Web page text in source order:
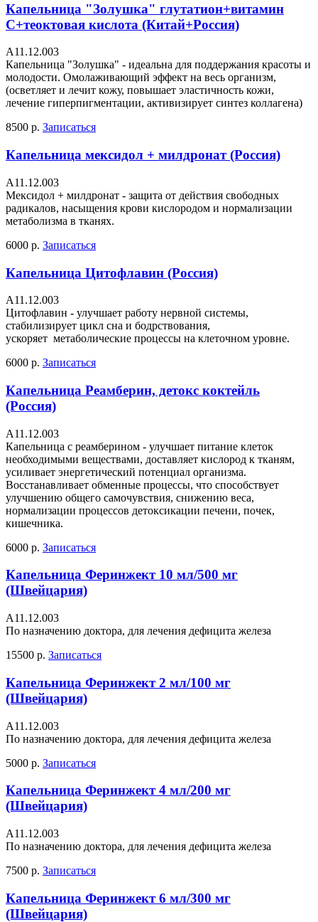
Капельница "Золушка" глутатион+витамин
С+теоктовая кислота (Китай+Россия)
А11.12.003
Капельница "Золушка" - идеальна для поддержания красоты и
молодости. Омолаживающий эффект на весь организм,
(осветляет и лечит кожу, повышает эластичность кожи,
лечение гиперпигментации, активизирует синтез коллагена)
8500 р. Записаться
Капельница мексидол + милдронат (Россия)
А11.12.003
Мексидол + милдронат - защита от действия свободных
радикалов, насыщения крови кислородом и нормализации
метаболизма в тканях.
6000 р. Записаться
Капельница Цитофлавин (Россия)
А11.12.003
Цитофлавин - улучшает работу нервной системы,
стабилизирует цикл сна и бодрствования,
ускоряет метаболические процессы на клеточном уровне.
6000 р. Записаться
Капельница Реамберин, детокс коктейль
(Россия)
А11.12.003
Капельница с реамберином - улучшает питание клеток
необходимыми веществами, доставляет кислород к тканям,
усиливает энергетический потенциал организма.
Восстанавливает обменные процессы, что способствует
улучшению общего самочувствия, снижению веса,
нормализации процессов детоксикации печени, почек,
кишечника.
6000 р. Записаться
Капельница Феринжект 10 мл/500 мг
(Швейцария)
А11.12.003
По назначению доктора, для лечения дефицита железа
15500 р. Записаться
Капельница Феринжект 2 мл/100 мг
(Швейцария)
А11.12.003
По назначению доктора, для лечения дефицита железа
5000 р. Записаться
Капельница Феринжект 4 мл/200 мг
(Швейцария)
А11.12.003
По назначению доктора, для лечения дефицита железа
7500 р. Записаться
Капельница Феринжект 6 мл/300 мг
(Швейцария)